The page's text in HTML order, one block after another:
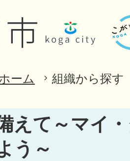
ーム 組織から探す
えて～マイ
う～